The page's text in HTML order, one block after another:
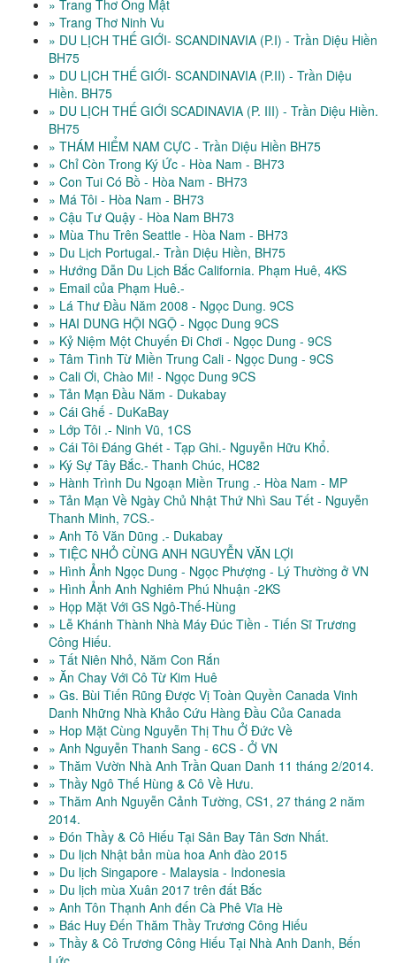
» Trang Thơ Ong Mật
» Trang Thơ Ninh Vu
» DU LỊCH THẾ GIỚI- SCANDINAVIA (P.I) - Trần Diệu Hiền
BH75
» DU LỊCH THẾ GIỚI- SCANDINAVIA (P.II) - Trần Diệu
Hiền. BH75
» DU LỊCH THẾ GIỚI SCADINAVIA (P. III) - Trần Diệu Hiền.
BH75
» THÁM HIỂM NAM CỰC - Trần Diệu Hiền BH75
» Chỉ Còn Trong Ký Ức - Hòa Nam - BH73
» Con Tui Có Bồ - Hòa Nam - BH73
» Má Tôi - Hòa Nam - BH73
» Cậu Tư Quậy - Hòa Nam BH73
» Mùa Thu Trên Seattle - Hòa Nam - BH73
» Du Lịch Portugal.- Trần Diệu Hiền, BH75
» Hướng Dẫn Du Lịch Bắc California. Phạm Huê, 4KS
» Email của Phạm Huê.-
» Lá Thư Đầu Năm 2008 - Ngọc Dung. 9CS
» HAI DUNG HỘI NGỘ - Ngọc Dung 9CS
» Kỷ Niệm Một Chuyến Đi Chơi - Ngọc Dung - 9CS
» Tâm Tình Từ Miền Trung Cali - Ngọc Dung - 9CS
» Cali Ơi, Chào Mi! - Ngọc Dung 9CS
» Tản Mạn Đầu Năm - Dukabay
» Cái Ghế - DuKaBay
» Lớp Tôi .- Ninh Vũ, 1CS
» Cái Tôi Đáng Ghét - Tạp Ghi.- Nguyễn Hữu Khổ.
» Ký Sự Tây Bắc.- Thanh Chúc, HC82
» Hành Trình Du Ngoạn Miền Trung .- Hòa Nam - MP
» Tản Mạn Về Ngày Chủ Nhật Thứ Nhì Sau Tết - Nguyễn
Thanh Minh, 7CS.-
» Anh Tô Văn Dũng .- Dukabay
» TIỆC NHỎ CÙNG ANH NGUYỄN VĂN LỢI
» Hình Ảnh Ngọc Dung - Ngọc Phượng - Lý Thường ở VN
» Hình Ảnh Anh Nghiêm Phú Nhuận -2KS
» Họp Mặt Với GS Ngô-Thế-Hùng
» Lễ Khánh Thành Nhà Máy Đúc Tiền - Tiến Sĩ Trương
Công Hiếu.
» Tất Niên Nhỏ, Năm Con Rắn
» Ăn Chay Với Cô Từ Kim Huê
» Gs. Bùi Tiến Rũng Được Vị Toàn Quyền Canada Vinh
Danh Những Nhà Khảo Cứu Hàng Đầu Của Canada
» Hop Mặt Cùng Nguyễn Thị Thu Ở Đức Về
» Anh Nguyễn Thanh Sang - 6CS - Ở VN
» Thăm Vườn Nhà Anh Trần Quan Danh 11 tháng 2/2014.
» Thầy Ngô Thế Hùng & Cô Về Hưu.
» Thăm Anh Nguyễn Cảnh Tường, CS1, 27 tháng 2 năm
2014.
» Đón Thầy & Cô Hiếu Tại Sân Bay Tân Sơn Nhất.
» Du lịch Nhật bản mùa hoa Anh đào 2015
» Du lịch Singapore - Malaysia - Indonesia
» Du lịch mùa Xuân 2017 trên đất Bắc
» Anh Tôn Thạnh Anh đến Cà Phê Vĩa Hè
» Bác Huy Đến Thăm Thầy Trương Công Hiếu
» Thầy & Cô Trương Công Hiếu Tại Nhà Anh Danh, Bến